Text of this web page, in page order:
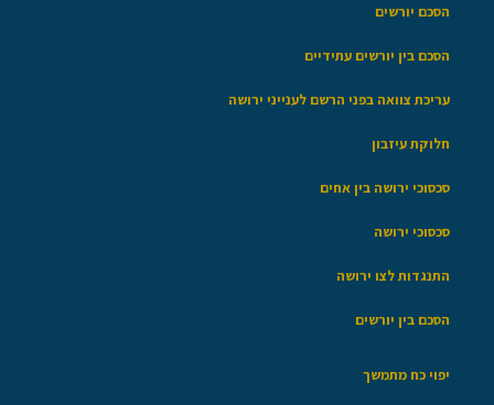
הסכם יורשים
הסכם בין יורשים עתידיים
עריכת צוואה בפני הרשם לענייני ירושה
חלוקת עיזבון
סכסוכי ירושה בין אחים
סכסוכי ירושה
התנגדות לצו ירושה
הסכם בין יורשים
יפוי כח מתמשך